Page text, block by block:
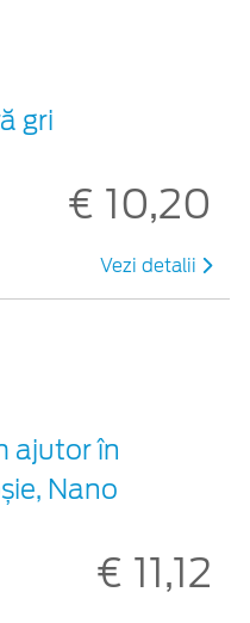
gri
€ 10,20
Vezi detalii
ajutor în
Nano
€ 11,12